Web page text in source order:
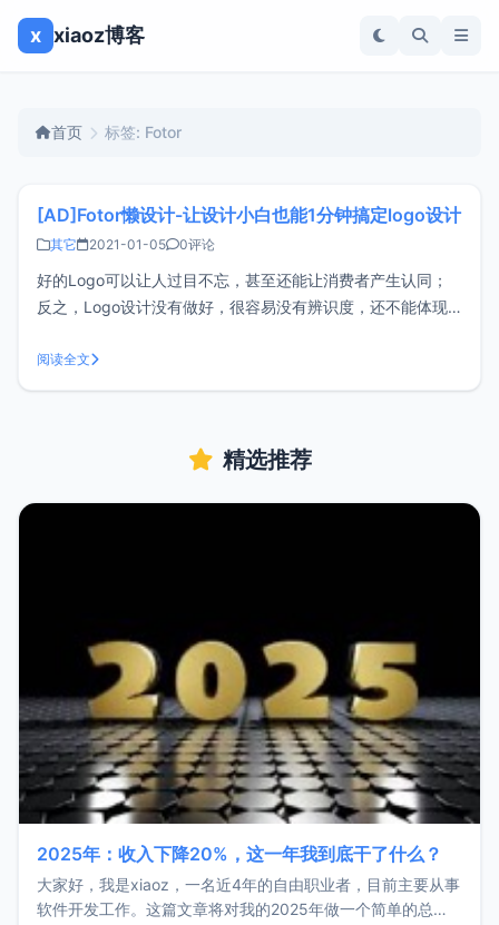
x xiaoz博客
首页 标签: Fotor
[AD]Fotor懒设计-让设计小白也能1分钟搞定logo设计
其它 2021-01-05 0评论
好的Logo可以让人过目不忘，甚至还能让消费者产生认同；
反之，Logo设计没有做好，很容易没有辨识度，还不能体现
一款在线logo设计软件-Fotor懒设计。Fotor懒设计是一款在线
作图软件，提供10万+优质原创可商用设计模板、素材，可以
阅读全文
精选推荐
2025年：收入下降20%，这一年我到底干了什么？
大家好，我是xiaoz，一名近4年的自由职业者，目前主要从事
软件开发工作。这篇文章将对我的2025年做一个简单的总